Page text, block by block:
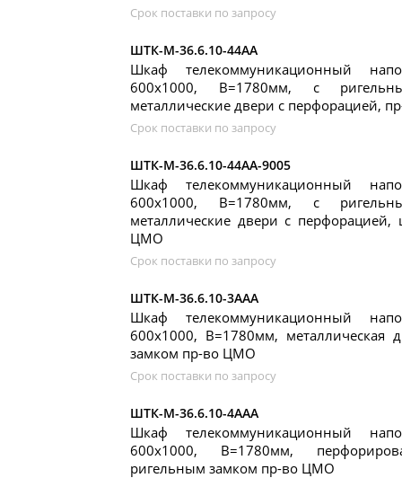
Срок поставки по запросу
ШТК-М-36.6.10-44АА
Шкаф телекоммуникационный
600x1000, В=1780мм, с
металлические двери с перфорацией,
Срок поставки по запросу
ШТК-М-36.6.10-44АА-9005
Шкаф телекоммуникационный
600x1000, В=1780мм, с
металлические двери с
ЦМО
Срок поставки по запросу
ШТК-М-36.6.10-3ААА
Шкаф телекоммуникационный
600x1000, В=1780мм, металлическая
замком пр-во ЦМО
Срок поставки по запросу
ШТК-М-36.6.10-4ААА
Шкаф телекоммуникационный
600x1000, В=1780мм,
ригельным замком пр-во ЦМО